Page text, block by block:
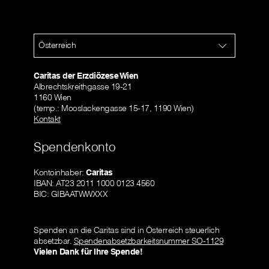
Österreich
Caritas der Erzdiözese Wien
Albrechtskreithgasse 19-21
1160 Wien
(temp.: Mooslackengasse 15-17, 1190 Wien)
Kontakt
Spendenkonto
Kontoinhaber: Caritas
IBAN: AT23 2011 1000 0123 4560
BIC: GIBAATWWXXX
Spenden an die Caritas sind in Österreich steuerlich
absetzbar. Spendenabsetzbarkeitsnummer SO-1129
Vielen Dank für Ihre Spende!